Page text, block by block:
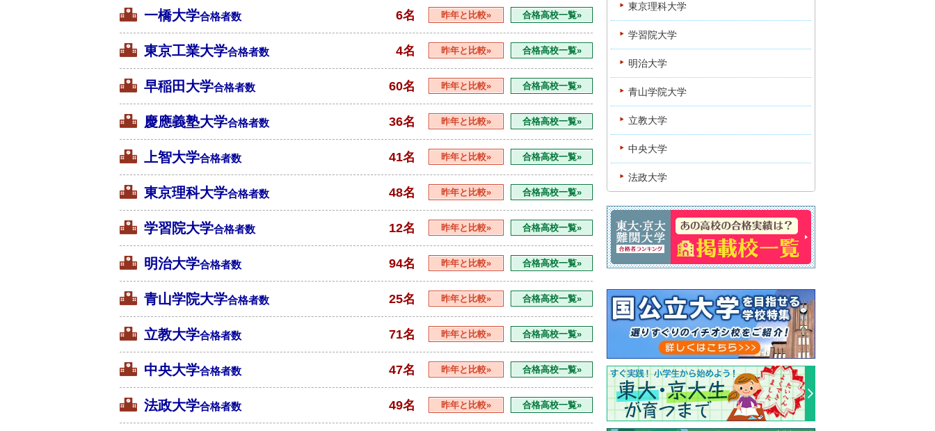
一橋大学合格者数 6名 昨年と比較» 合格高校一覧»
東京工業大学合格者数 4名 昨年と比較» 合格高校一覧»
早稲田大学合格者数 60名 昨年と比較» 合格高校一覧»
慶應義塾大学合格者数 36名 昨年と比較» 合格高校一覧»
上智大学合格者数 41名 昨年と比較» 合格高校一覧»
東京理科大学合格者数 48名 昨年と比較» 合格高校一覧»
学習院大学合格者数 12名 昨年と比較» 合格高校一覧»
明治大学合格者数 94名 昨年と比較» 合格高校一覧»
青山学院大学合格者数 25名 昨年と比較» 合格高校一覧»
立教大学合格者数 71名 昨年と比較» 合格高校一覧»
中央大学合格者数 47名 昨年と比較» 合格高校一覧»
法政大学合格者数 49名 昨年と比較» 合格高校一覧»
東京理科大学
学習院大学
明治大学
青山学院大学
立教大学
中央大学
法政大学